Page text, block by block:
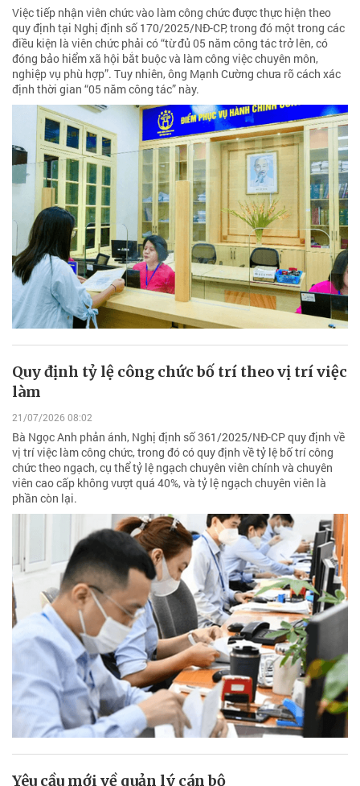
Việc tiếp nhận viên chức vào làm công chức được thực hiện theo
quy định tại Nghị định số 170/2025/NĐ-CP, trong đó một trong các
điều kiện là viên chức phải có “từ đủ 05 năm công tác trở lên, có
đóng bảo hiểm xã hội bắt buộc và làm công việc chuyên môn,
nghiệp vụ phù hợp”. Tuy nhiên, ông Mạnh Cường chưa rõ cách xác
định thời gian “05 năm công tác” này.
Quy định tỷ lệ công chức bố trí theo vị trí việc
làm
21/07/2026 08:02
Bà Ngọc Anh phản ánh, Nghị định số 361/2025/NĐ-CP quy định về
vị trí việc làm công chức, trong đó có quy định về tỷ lệ bố trí công
chức theo ngạch, cụ thể tỷ lệ ngạch chuyên viên chính và chuyên
viên cao cấp không vượt quá 40%, và tỷ lệ ngạch chuyên viên là
phần còn lại.
Yêu cầu mới về quản lý cán bộ